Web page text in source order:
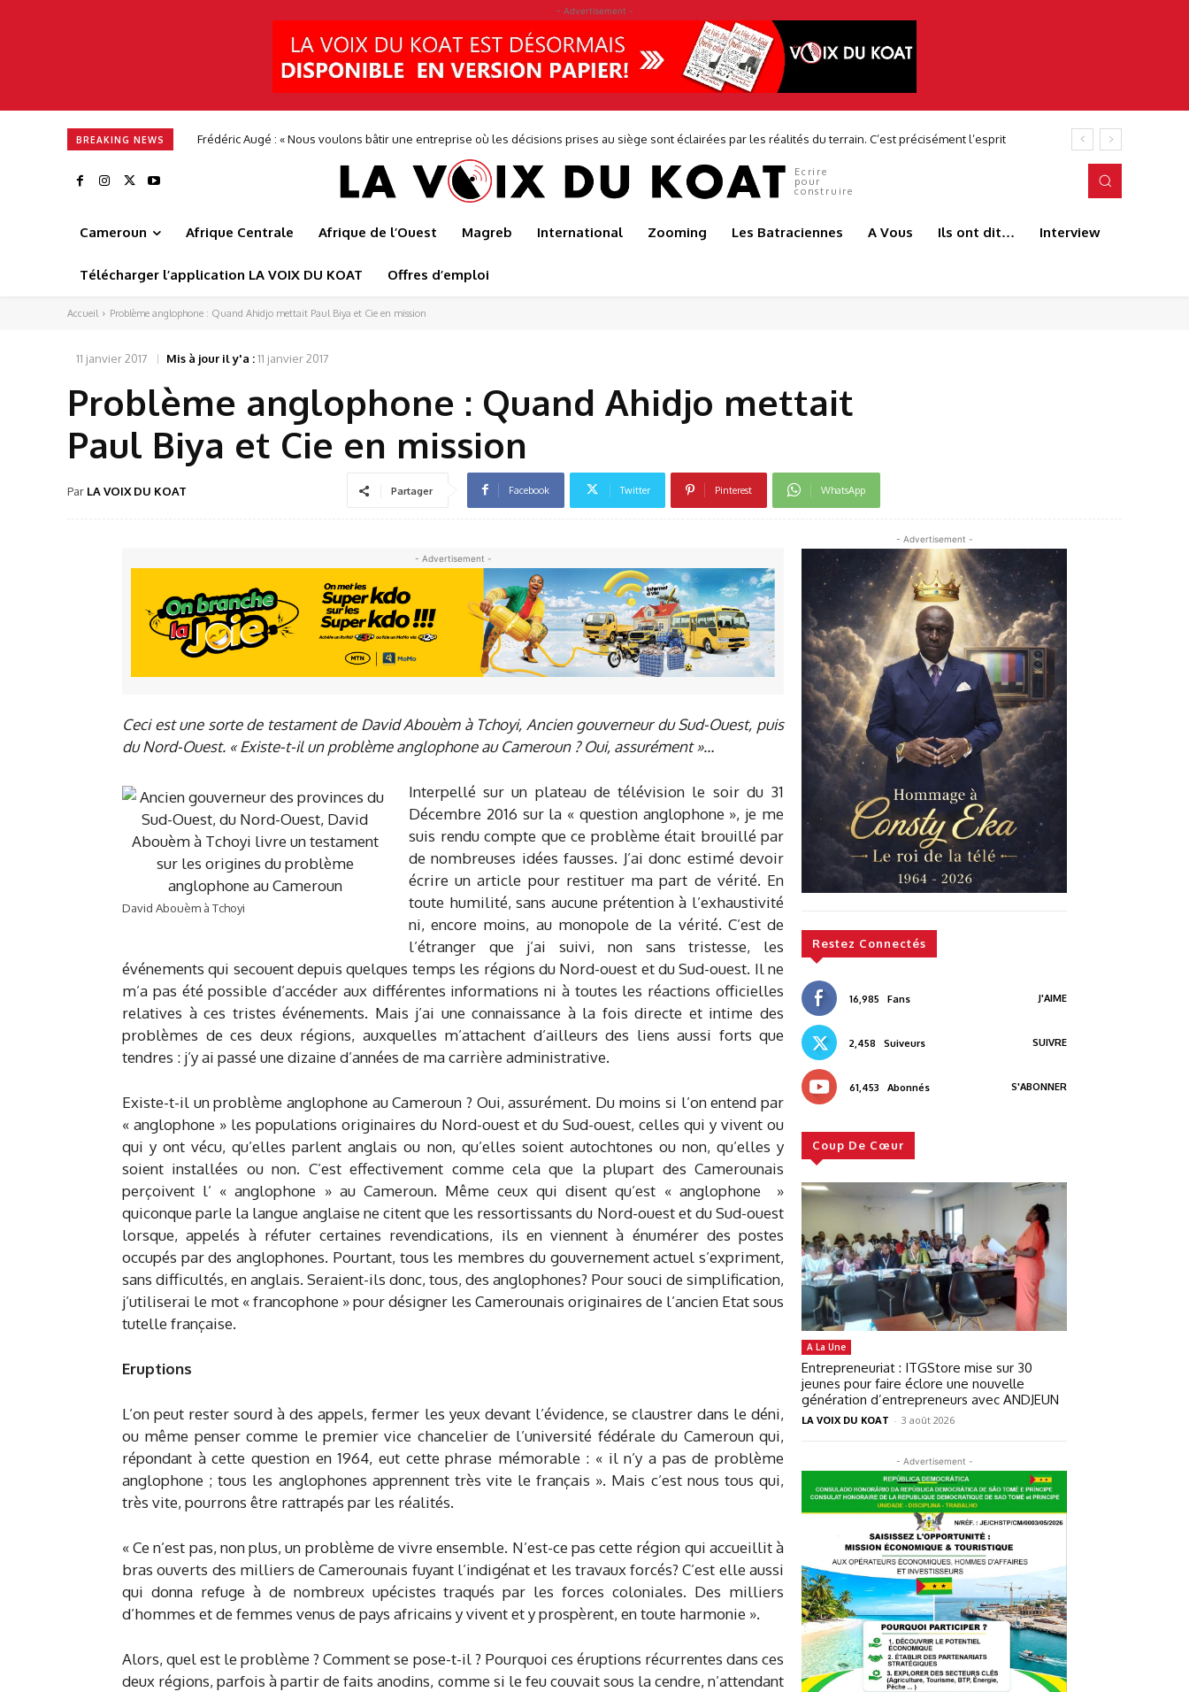
- Advertisement -
BREAKING NEWS
Frédéric Augé : « Nous voulons bâtir une entreprise où les décisions prises au siège sont éclairées par les réalités du terrain. C’est précisément l’esprit
Ecrire
pour
construire
Cameroun Afrique Centrale Afrique de l’Ouest Magreb International Zooming Les Batraciennes A Vous Ils ont dit… Interview
Télécharger l’application LA VOIX DU KOAT Offres d’emploi
Accueil Problème anglophone : Quand Ahidjo mettait Paul Biya et Cie en mission
11 janvier 2017 Mis à jour il y'a :11 janvier 2017
Problème anglophone : Quand Ahidjo mettait
Paul Biya et Cie en mission
Par LA VOIX DU KOAT Partager Facebook Twitter Pinterest WhatsApp
- Advertisement -
Ceci est une sorte de testament de David Abouèm à Tchoyi, Ancien gouverneur du Sud-Ouest, puis
du Nord-Ouest. « Existe-t-il un problème anglophone au Cameroun ? Oui, assurément »…
David Abouèm à Tchoyi
Interpellé sur un plateau de télévision le soir du 31
Décembre 2016 sur la « question anglophone », je me
suis rendu compte que ce problème était brouillé par
de nombreuses idées fausses. J’ai donc estimé devoir
écrire un article pour restituer ma part de vérité. En
toute humilité, sans aucune prétention à l’exhaustivité
ni, encore moins, au monopole de la vérité. C’est de
l’étranger que j’ai suivi, non sans tristesse, les
événements qui secouent depuis quelques temps les régions du Nord-ouest et du Sud-ouest. Il ne
m’a pas été possible d’accéder aux différentes informations ni à toutes les réactions officielles
relatives à ces tristes événements. Mais j’ai une connaissance à la fois directe et intime des
problèmes de ces deux régions, auxquelles m’attachent d’ailleurs des liens aussi forts que
tendres : j’y ai passé une dizaine d’années de ma carrière administrative.
Existe-t-il un problème anglophone au Cameroun ? Oui, assurément. Du moins si l’on entend par
« anglophone » les populations originaires du Nord-ouest et du Sud-ouest, celles qui y vivent ou
qui y ont vécu, qu’elles parlent anglais ou non, qu’elles soient autochtones ou non, qu’elles y
soient installées ou non. C’est effectivement comme cela que la plupart des Camerounais
perçoivent l’ « anglophone » au Cameroun. Même ceux qui disent qu’est « anglophone »
quiconque parle la langue anglaise ne citent que les ressortissants du Nord-ouest et du Sud-ouest
lorsque, appelés à réfuter certaines revendications, ils en viennent à énumérer des postes
occupés par des anglophones. Pourtant, tous les membres du gouvernement actuel s’expriment,
sans difficultés, en anglais. Seraient-ils donc, tous, des anglophones? Pour souci de simplification,
j’utiliserai le mot « francophone » pour désigner les Camerounais originaires de l’ancien Etat sous
tutelle française.
Eruptions
L’on peut rester sourd à des appels, fermer les yeux devant l’évidence, se claustrer dans le déni,
ou même penser comme le premier vice chancelier de l’université fédérale du Cameroun qui,
répondant à cette question en 1964, eut cette phrase mémorable : « il n’y a pas de problème
anglophone ; tous les anglophones apprennent très vite le français ». Mais c’est nous tous qui,
très vite, pourrons être rattrapés par les réalités.
« Ce n’est pas, non plus, un problème de vivre ensemble. N’est-ce pas cette région qui accueillit à
bras ouverts des milliers de Camerounais fuyant l’indigénat et les travaux forcés? C’est elle aussi
qui donna refuge à de nombreux upécistes traqués par les forces coloniales. Des milliers
d’hommes et de femmes venus de pays africains y vivent et y prospèrent, en toute harmonie ».
Alors, quel est le problème ? Comment se pose-t-il ? Pourquoi ces éruptions récurrentes dans ces
deux régions, parfois à partir de faits anodins, comme si le feu couvait sous la cendre, n’attendant
- Advertisement -
Restez Connectés
16,985 Fans J'AIME
2,458 Suiveurs SUIVRE
61,453 Abonnés S'ABONNER
Coup De Cœur
A La Une
Entrepreneuriat : ITGStore mise sur 30
jeunes pour faire éclore une nouvelle
génération d’entrepreneurs avec ANDJEUN
LA VOIX DU KOAT - 3 août 2026
- Advertisement -